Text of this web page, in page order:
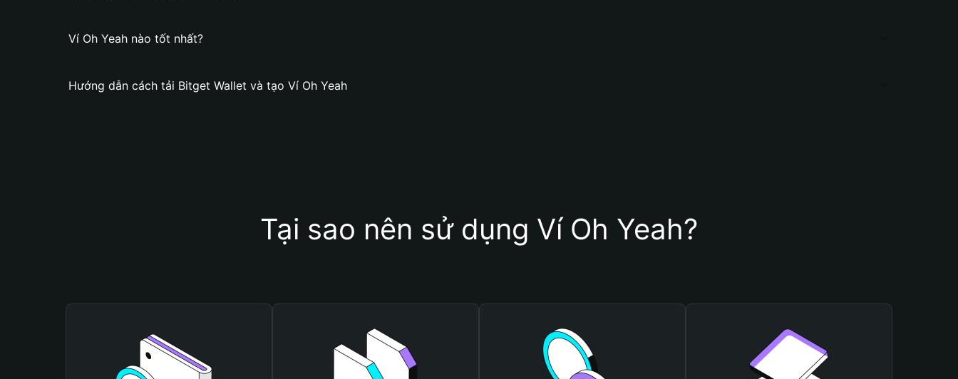
Ví Oh Yeah nào tốt nhất?
Hướng dẫn cách tải Bitget Wallet và tạo Ví Oh Yeah
Tại sao nên sử dụng Ví Oh Yeah?